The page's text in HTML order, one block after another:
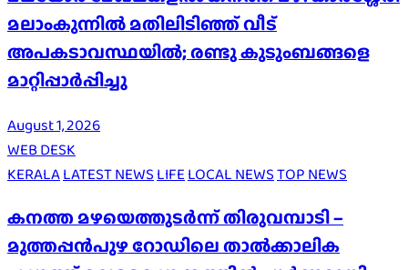
മലാംകുന്നിൽ മതിലിടിഞ്ഞ് വീട്
അപകടാവസ്ഥയിൽ; രണ്ടു കുടുംബങ്ങളെ
മാറ്റിപ്പാർപ്പിച്ചു
August 1, 2026
WEB DESK
KERALALATEST NEWS LIFE LOCAL NEWSTOP NEWS
കനത്ത മഴയെത്തുടർന്ന് തിരുവമ്പാടി –
മുത്തപ്പൻപുഴ റോഡിലെ താൽക്കാലിക